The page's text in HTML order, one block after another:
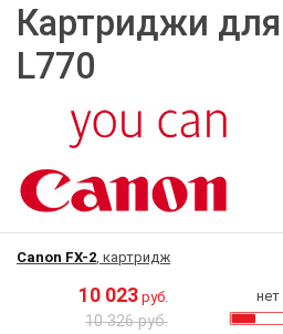
Картриджи для
L770
Canon FX-2, картридж
10 023 руб.
10 326 руб.
нет